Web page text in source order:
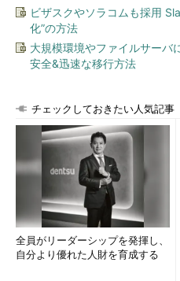
ビザスクやソラコムも採用
化”の方法
大規模環境やファイルサーバ
安全&迅速な移行方法
チェックしておきたい人気記事
全員がリーダーシップを発揮し、
自分より優れた人財を育成する